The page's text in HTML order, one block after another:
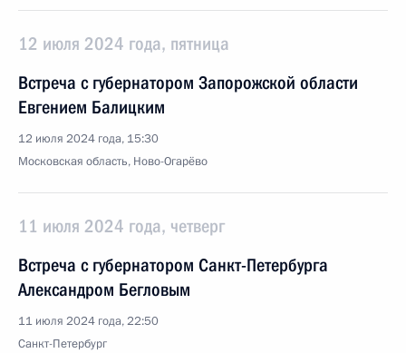
12 июля 2024 года, пятница
Встреча с губернатором Запорожской области
Евгением Балицким
12 июля 2024 года, 15:30
Московская область, Ново-Огарёво
11 июля 2024 года, четверг
Встреча с губернатором Санкт-Петербурга
Александром Бегловым
11 июля 2024 года, 22:50
Санкт-Петербург